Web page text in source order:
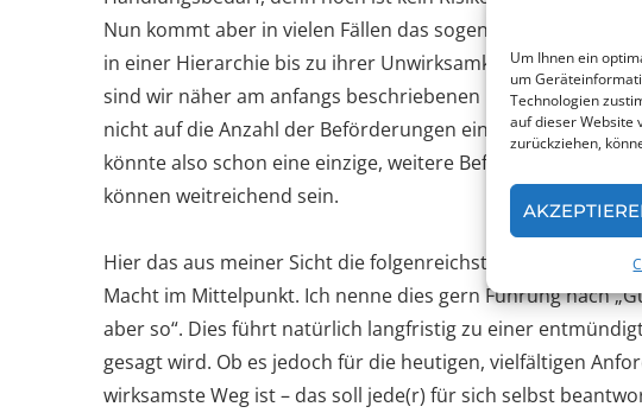
Um Ihnen ein
um
Technologien
auf dieser Website
zurückziehen,
Nun kommt aber in vielen Fällen das sogenannte „Peter-
in einer Hierarchie bis zu ihrer Unwirksamkeit befördert
sind wir näher am anfangs beschriebenen Reel. Übrigens,
nicht auf die Anzahl der Beförderungen ein, welche zur
könnte also schon eine einzige, weitere Beförderung
können weitreichend sein.
Hier das aus meiner Sicht die folgenreichste Konsequenz:
Macht im Mittelpunkt. Ich nenne dies gern Führung nach
aber so“. Dies führt natürlich langfristig zu einer
gesagt wird. Ob es jedoch für die heutigen, vielfältigen
wirksamste Weg ist – das soll jede(r) für sich selbst